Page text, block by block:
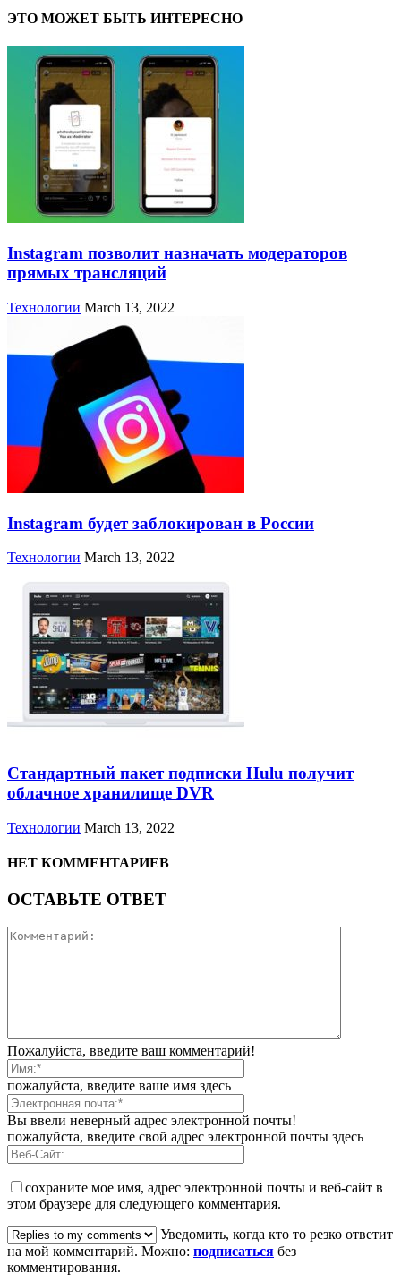
ЭТО МОЖЕТ БЫТЬ ИНТЕРЕСНО
Instagram позволит назначать модераторов
прямых трансляций
Технологии March 13, 2022
Instagram будет заблокирован в России
Технологии March 13, 2022
Стандартный пакет подписки Hulu получит
облачное хранилище DVR
Технологии March 13, 2022
НЕТ КОММЕНТАРИЕВ
ОСТАВЬТЕ ОТВЕТ
Пожалуйста, введите ваш комментарий!
пожалуйста, введите ваше имя здесь
Вы ввели неверный адрес электронной почты!
пожалуйста, введите свой адрес электронной почты здесь
сохраните мое имя, адрес электронной почты и веб-сайт в
этом браузере для следующего комментария.
Уведомить, когда кто то резко ответит
на мой комментарий. Можно: подписаться без
комментирования.